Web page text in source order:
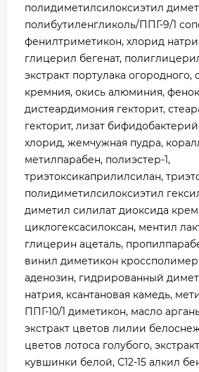
полидиметилсилоксиэтил
полибутиленгликоль/ППГ-9/1
фенилтриметикон, хлорид
глицерил бегенат,
экстракт портулака
кремния, окись алюминия,
дистеардимония гекторит,
гекторит, лизат
хлорид, жемчужная пудра,
метилпарабен, полиэстер-1,
триэтоксикаприлилсилан,
полидиметилсилоксиэтил
диметил силилат диоксида
циклогексасилоксан, ментил
глицерин ацеталь,
винил диметикон
аденозин, гидрированный
натрия, ксантановая камедь,
ППГ-10/1 диметикон, масло
экстракт цветов лилии
цветов лотоса голубого,
кувшинки белой, С12-15 алкил